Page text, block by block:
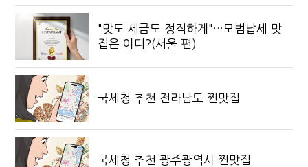
"맛도 세금도 정직하게"…모범납세 맛
집은 어디?(서울 편)
국세청 추천 전라남도 찐맛집
국세청 추천 광주광역시 찐맛집